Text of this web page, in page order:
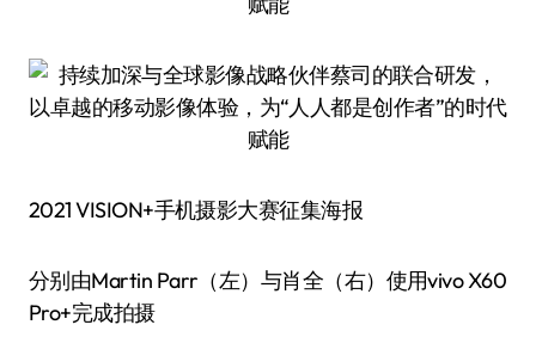
2021 VISION+手机摄影大赛征集海报
分别由Martin Parr（左）与肖全（右）使用vivo X60
Pro+完成拍摄